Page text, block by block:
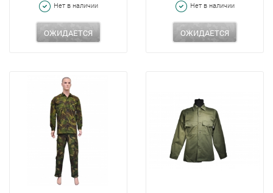
Нет в наличии
ОЖИДАЕТСЯ
Нет в наличии
ОЖИДАЕТСЯ